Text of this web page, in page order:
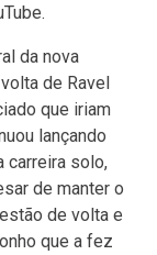
da nova
de Ravel
que iriam
lançando
carreira solo,
de manter o
de volta e
que a fez